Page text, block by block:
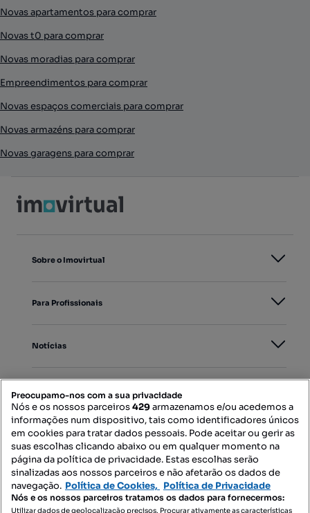
Novas apartamentos para comprar
Novas t0 para comprar
Novas moradias para comprar
Empreendimentos para comprar
Novas espaços comerciais para comprar
Novas armazéns para comprar
Novas garagens para comprar
Sobre o Imovirtual
Para Profissionais
Notícias
Mapa do Site
Contacte-nos
Preocupamo-nos com a sua privacidade
Nós e os nossos parceiros429armazenamos e/ou acedemos a
informações num dispositivo, tais como identificadores únicos
em cookies para tratar dados pessoais. Pode aceitar ou gerir as
suas escolhas clicando abaixo ou em qualquer momento na
página da política de privacidade. Estas escolhas serão
sinalizadas aos nossos parceiros e não afetarão os dados de
navegação. Política de Cookies, Política de Privacidade
Nós e os nossos parceiros tratamos os dados para fornecermos:
Utilizar dados de geolocalização precisos. Procurar ativamente as características